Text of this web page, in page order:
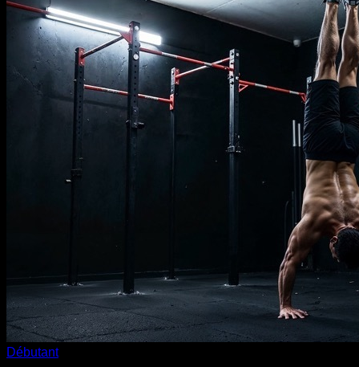
Débutant